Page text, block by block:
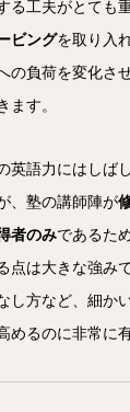
る工夫がとても
ビングを取り入
の負荷を変化さ
ます。
英語力にはしば
、塾の講師陣が
者のみであるた
点は大きな強み
し方など、細か
めるのに非常に